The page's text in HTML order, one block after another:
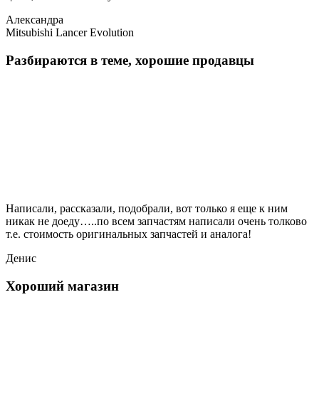
Александра
Mitsubishi Lancer Evolution
Разбираются в теме, хорошие продавцы
Написали, рассказали, подобрали, вот только я еще к ним
никак не доеду…..по всем запчастям написали очень толково
т.е. стоимость оригинальных запчастей и аналога!
Денис
Хороший магазин